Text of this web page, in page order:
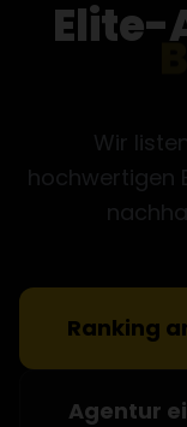
Elite-
Wir
hochwertigen
Ranking
Agentur